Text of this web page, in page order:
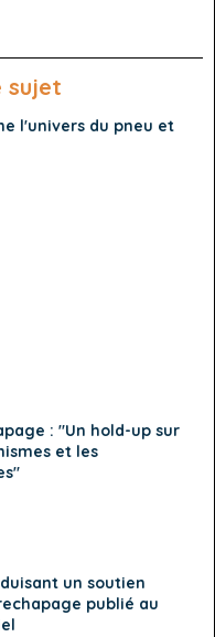
sujet
l'univers du pneu et
: "Un hold-up sur
et les
un soutien
publié au